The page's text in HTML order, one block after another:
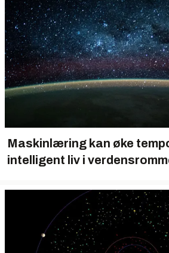
Maskinlæring kan øke
intelligent liv i